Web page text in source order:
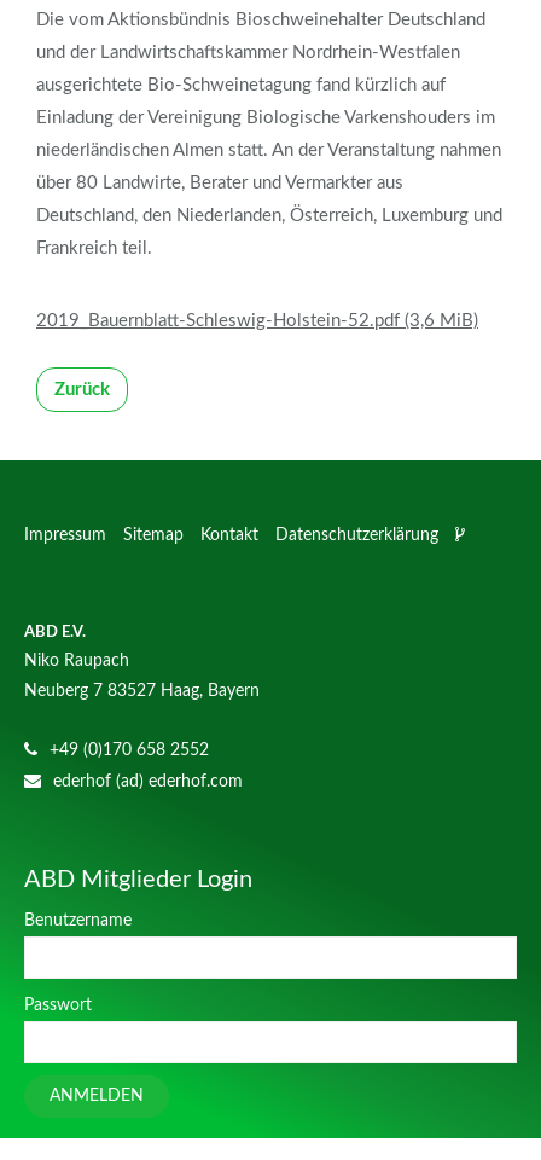
Die vom Aktionsbündnis Bioschweinehalter Deutschland
und der Landwirtschaftskammer Nordrhein-Westfalen
ausgerichtete Bio-Schweinetagung fand kürzlich auf
Einladung der Vereinigung Biologische Varkenshouders im
niederländischen Almen statt. An der Veranstaltung nahmen
über 80 Landwirte, Berater und Vermarkter aus
Deutschland, den Niederlanden, Österreich, Luxemburg und
Frankreich teil.
2019_Bauernblatt-Schleswig-Holstein-52.pdf (3,6 MiB)
Zurück
Impressum Sitemap Kontakt Datenschutzerklärung
ABD E.V.
Niko Raupach
Neuberg 7 83527 Haag, Bayern
+49 (0)170 658 2552
ederhof (ad) ederhof.com
ABD Mitglieder Login
Benutzername
Passwort
ANMELDEN